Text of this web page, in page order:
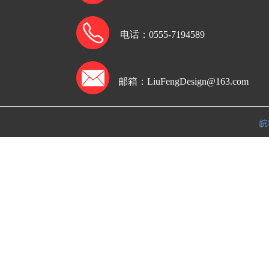
电话： 0555-7194589
邮箱：LiuFengDesign@163.com
皖